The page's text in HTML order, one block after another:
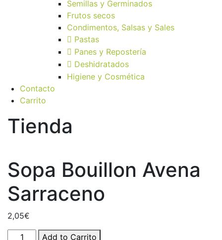
Semillas y Germinados
Frutos secos
Condimentos, Salsas y Sales
Pastas
Panes y Repostería
Deshidratados
Higiene y Cosmética
Contacto
Carrito
Tienda
Sopa Bouillon Avena
Sarraceno
2,05€
Sopa
Add to Carrito